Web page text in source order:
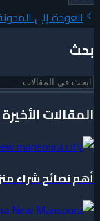
العودة إلى
بحث
المقالات الأخيرة
أهم نصائح شراء